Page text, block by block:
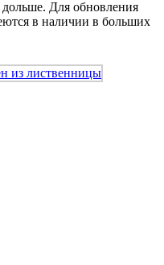
Для обновления
в наличии в больших